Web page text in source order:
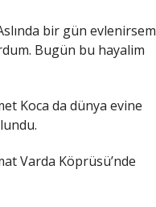
bir gün evlenirsem
Bugün bu hayalim
Koca da dünya evine
Varda Köprüsü’nde